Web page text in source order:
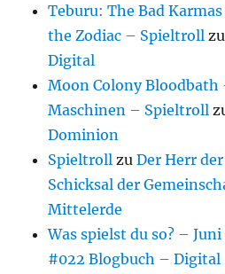
Teburu: The Bad
the Zodiac – Spieltroll zu
Digital
Moon Colony Bloodbath
Maschinen – Spieltroll
Dominion
Spieltroll zuDer Herr
Schicksal der
Mittelerde
Was spielst du so? –
#022 Blogbuch – Digital